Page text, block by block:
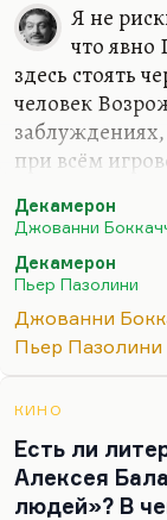
Я не
что явно
здесь стоять
человек
при всём
как автор
«Декамерон»
всерьёз не
от него
великий
до того, что
Боккаччо
другое.
Декамерон
Джованни
Декамерон
Пьер Пазолини
Джованни
Пьер Пазолини
КИНО
Есть ли
Алексея
людей»? В